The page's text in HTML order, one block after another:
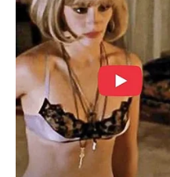
3. Aktivacija i
U manjoj količini mlake vode
uputstvima na pakiranju.
sa šipkom i lagano
4. Primarna